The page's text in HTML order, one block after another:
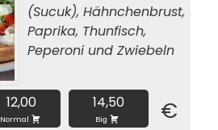
12,00
Normal
14,50
Big €
(Sucuk), Hähnchenbrust,
Paprika, Thunfisch,
Peperoni und Zwiebeln